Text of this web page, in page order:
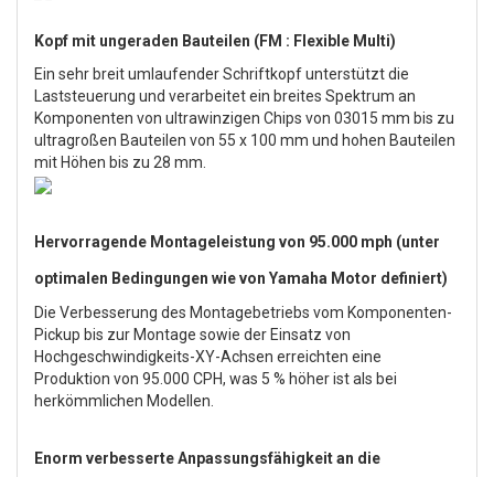
Kopf mit ungeraden Bauteilen (FM : Flexible Multi)
Ein sehr breit umlaufender Schriftkopf unterstützt die
Laststeuerung und verarbeitet ein breites Spektrum an
Komponenten von ultrawinzigen Chips von 03015 mm bis zu
ultragroßen Bauteilen von 55 x 100 mm und hohen Bauteilen
mit Höhen bis zu 28 mm.
Hervorragende Montageleistung von 95.000 mph (unter
optimalen Bedingungen wie von Yamaha Motor definiert)
Die Verbesserung des Montagebetriebs vom Komponenten-
Pickup bis zur Montage sowie der Einsatz von
Hochgeschwindigkeits-XY-Achsen erreichten eine
Produktion von 95.000 CPH, was 5 % höher ist als bei
herkömmlichen Modellen.
Enorm verbesserte Anpassungsfähigkeit an die